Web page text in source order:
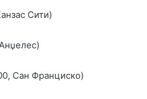
Сити)
Сан Франциско)